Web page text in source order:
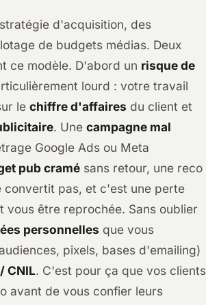
d'acquisition, des
de budgets médias. Deux
ce modèle. D'abord un risque de
lourd : votre travail
le chiffre d'affaires du client et
. Une campagne mal
Google Ads ou Meta
pub cramé sans retour, une reco
convertit pas, et c'est une perte
vous être reprochée. Sans oublier
personnelles que vous
pixels, bases d'emailing)
CNIL. C'est pour ça que vos clients
avant de vous confier leurs